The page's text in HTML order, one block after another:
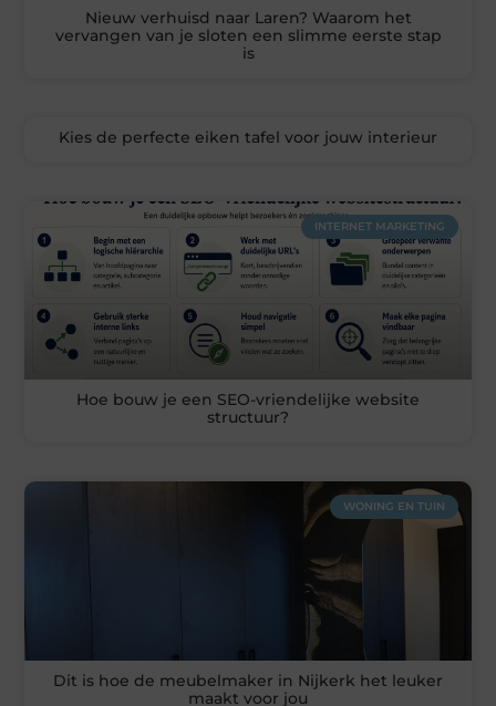
Nieuw verhuisd naar Laren? Waarom het
vervangen van je sloten een slimme eerste stap
is
Kies de perfecte eiken tafel voor jouw interieur
INTERNET MARKETING
Hoe bouw je een SEO-vriendelijke website
structuur?
WONING EN TUIN
Dit is hoe de meubelmaker in Nijkerk het leuker
maakt voor jou